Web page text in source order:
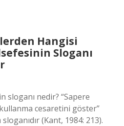
Hangisi
Sloganı
sloganı nedir? “Sapere
kullanma cesaretini göster”
(Kant, 1984: 213).